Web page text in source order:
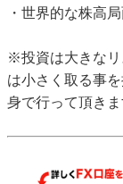
・世界的な株高
※投資は大きなリ
は小さく取る事
身で行って頂き